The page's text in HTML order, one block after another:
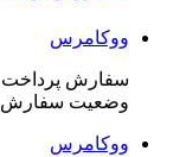
ووکامرس
سفارش پرداخت
وضعیت سفارش
ووکامرس